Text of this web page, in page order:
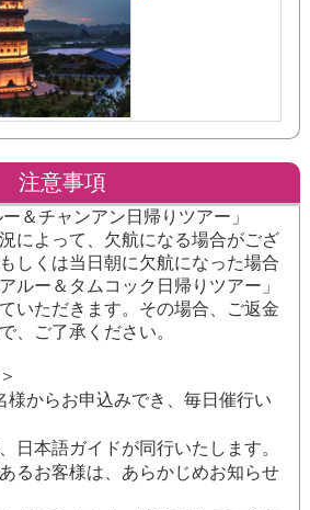
注意事項
＆チャンアン日帰りツアー」
によって、欠航になる場合がござ
しくは当日朝に欠航になった場合
ルー＆タムコック日帰りツアー」
いただきます。その場合、ご返金
、ご了承ください。
様からお申込みでき、毎日催行い
日本語ガイドが同行いたします。
るお客様は、あらかじめお知らせ